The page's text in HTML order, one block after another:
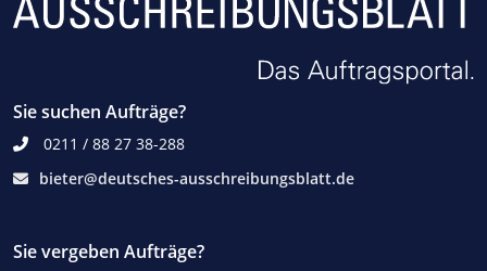
Sie suchen Aufträge?
0211 / 88 27 38-288
bieter@deutsches-ausschreibungsblatt.de
Sie vergeben Aufträge?